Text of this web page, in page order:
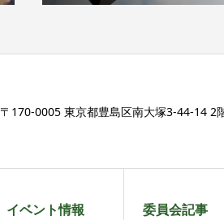
〒170-0005 東京都豊島区南大塚3-44-14
イベント情報 委員会記事